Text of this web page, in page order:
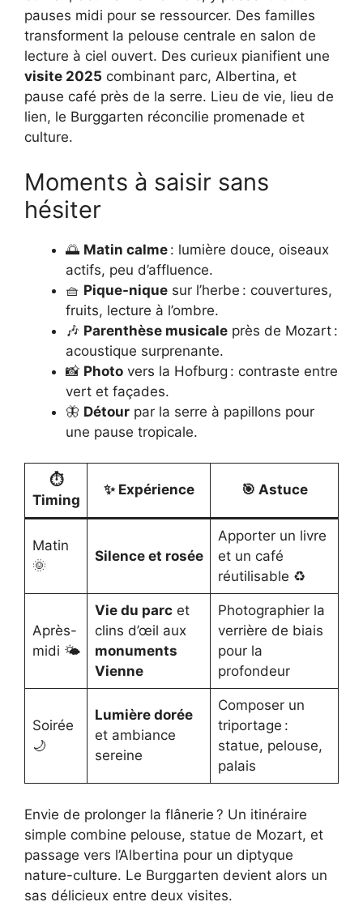
pauses midi pour se ressourcer. Des familles
transforment la pelouse centrale en salon de
lecture à ciel ouvert. Des curieux pianifient une
visite 2025 combinant parc, Albertina, et
pause café près de la serre. Lieu de vie, lieu de
lien, le Burggarten réconcilie promenade et
culture.
Moments à saisir sans
hésiter
🌅 Matin calme : lumière douce, oiseaux
actifs, peu d’affluence.
🧺 Pique-nique sur l’herbe : couvertures,
fruits, lecture à l’ombre.
🎶 Parenthèse musicale près de Mozart :
acoustique surprenante.
📸 Photo vers la Hofburg : contraste entre
vert et façades.
🦋 Détour par la serre à papillons pour
une pause tropicale.
⏱️
Timing
✨ Expérience 🎯 Astuce
Matin
🌞
Silence et rosée
Apporter un livre
et un café
réutilisable ♻️
Après-
midi 🌤️
Vie du parcet
clins d’œil aux
monuments
Vienne
Photographier la
verrière de biais
pour la
profondeur
Soirée
🌙
Lumière dorée
et ambiance
sereine
Composer un
triportage :
statue, pelouse,
palais
Envie de prolonger la flânerie ? Un itinéraire
simple combine pelouse, statue de Mozart, et
passage vers l’Albertina pour un diptyque
nature-culture. Le Burggarten devient alors un
sas délicieux entre deux visites.